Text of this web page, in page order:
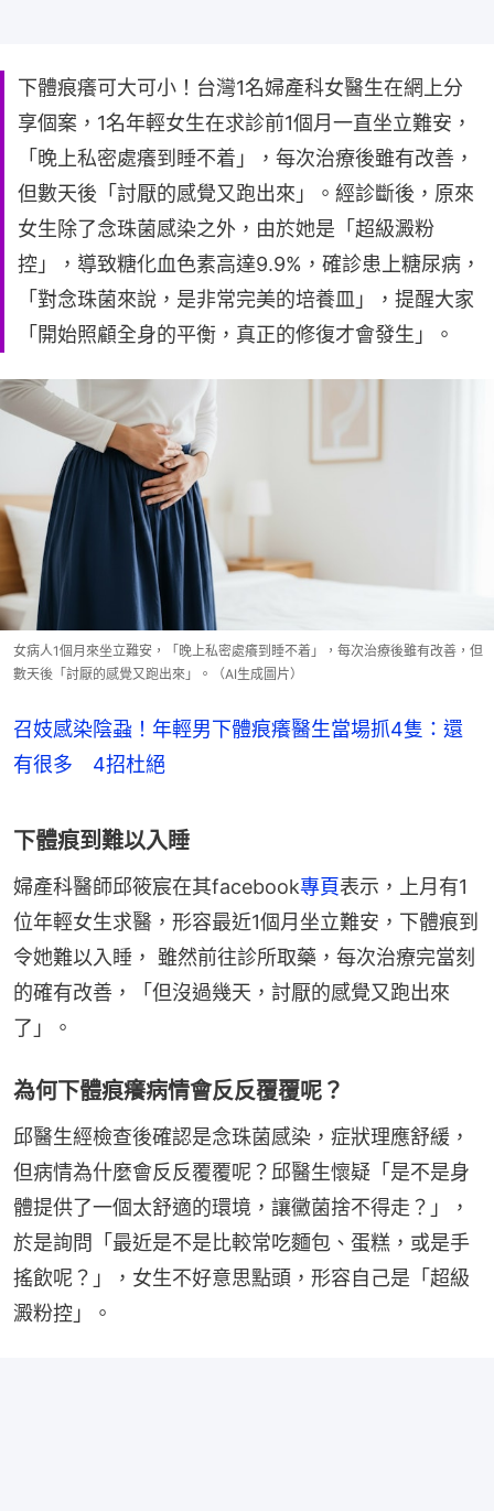
下體痕癢可大可小！台灣1名婦產科女醫生在網上分
享個案，1名年輕女生在求診前1個月一直坐立難安，
「晚上私密處癢到睡不着」，每次治療後雖有改善，
但數天後「討厭的感覺又跑出來」。經診斷後，原來
女生除了念珠菌感染之外，由於她是「超級澱粉
控」，導致糖化血色素高達9.9%，確診患上糖尿病，
「對念珠菌來說，是非常完美的培養皿」，提醒大家
「開始照顧全身的平衡，真正的修復才會發生」。
女病人1個月來坐立難安，「晚上私密處癢到睡不着」，每次治療後雖有改善，但
數天後「討厭的感覺又跑出來」。（AI生成圖片）
召妓感染陰蝨！年輕男下體痕癢醫生當場抓4隻：還
有很多 4招杜絕
下體痕到難以入睡
婦產科醫師邱筱宸在其facebook專頁表示，上月有1
位年輕女生求醫，形容最近1個月坐立難安，下體痕到
令她難以入睡， 雖然前往診所取藥，每次治療完當刻
的確有改善，「但沒過幾天，討厭的感覺又跑出來
了」。
為何下體痕癢病情會反反覆覆呢？
邱醫生經檢查後確認是念珠菌感染，症狀理應舒緩，
但病情為什麼會反反覆覆呢？邱醫生懷疑「是不是身
體提供了一個太舒適的環境，讓黴菌捨不得走？」，
於是詢問「最近是不是比較常吃麵包、蛋糕，或是手
搖飲呢？」，女生不好意思點頭，形容自己是「超級
澱粉控」。